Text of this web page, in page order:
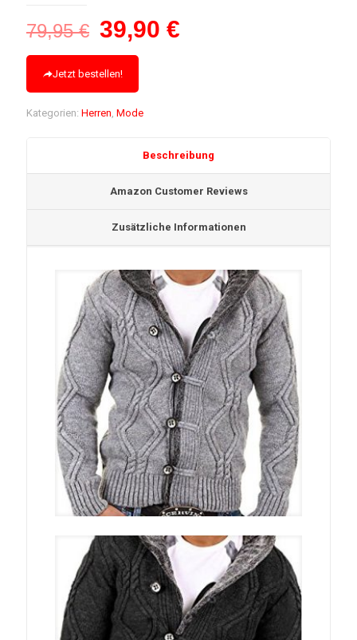
79,95€ Ursprünglicher
Preis
war:
79,95 €
39,90 €
Jetzt bestellen!
Kategorien: Herren, Mode
Beschreibung
Amazon Customer Reviews
Zusätzliche Informationen